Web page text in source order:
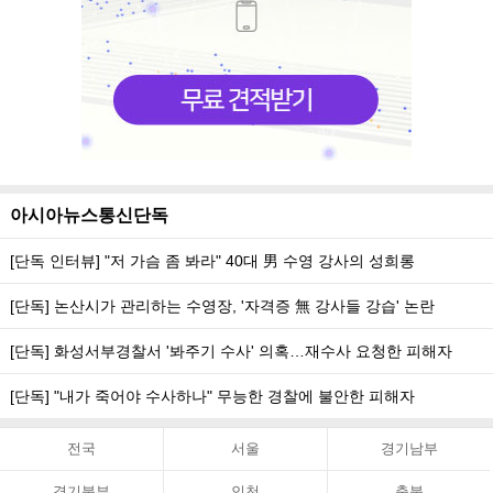
아시아뉴스통신단독
[단독 인터뷰] "저 가슴 좀 봐라" 40대 男 수영 강사의 성희롱
[단독] 논산시가 관리하는 수영장, '자격증 無 강사들 강습' 논란
[단독] 화성서부경찰서 '봐주기 수사' 의혹…재수사 요청한 피해자
[단독] "내가 죽어야 수사하나" 무능한 경찰에 불안한 피해자
전국 서울 경기남부